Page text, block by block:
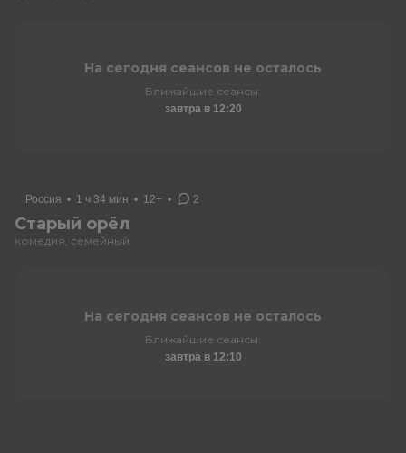
На сегодня сеансов не осталось
Ближайшие сеансы:
завтра в 12:20
Россия • 1 ч 34 мин • 12+ • 2
Старый орёл
комедия, семейный
На сегодня сеансов не осталось
Ближайшие сеансы:
завтра в 12:10